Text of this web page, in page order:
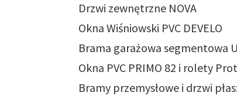
Drzwi zewnętrzne NOVA
Okna Wiśniowski PVC DEVELO
Brama garażowa segmentowa
Okna PVC PRIMO 82 i rolety
Bramy przemysłowe i drzwi